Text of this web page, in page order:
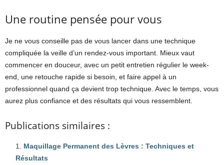
Une routine pensée pour vous
Je ne vous conseille pas de vous lancer dans une technique
compliquée la veille d’un rendez-vous important. Mieux vaut
commencer en douceur, avec un petit entretien régulier le week-
end, une retouche rapide si besoin, et faire appel à un
professionnel quand ça devient trop technique. Avec le temps, vous
aurez plus confiance et des résultats qui vous ressemblent.
Publications similaires :
Maquillage Permanent des Lèvres : Techniques et
Résultats